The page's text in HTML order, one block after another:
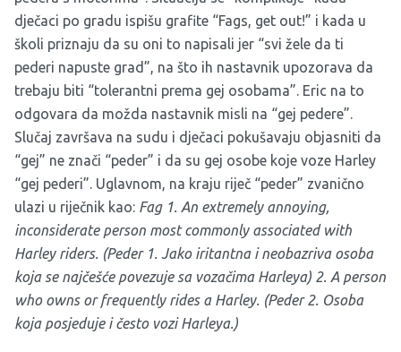
dječaci po gradu ispišu grafite “Fags, get out!” i kada u
školi priznaju da su oni to napisali jer “svi žele da ti
pederi napuste grad”, na što ih nastavnik upozorava da
trebaju biti “tolerantni prema gej osobama”. Eric na to
odgovara da možda nastavnik misli na “gej pedere”.
Slučaj završava na sudu i dječaci pokušavaju objasniti da
“gej” ne znači “peder” i da su gej osobe koje voze Harley
“gej pederi”. Uglavnom, na kraju riječ “peder” zvanično
ulazi u riječnik kao: Fag 1. An extremely annoying,
inconsiderate person most commonly associated with
Harley riders. (Peder 1. Jako iritantna i neobazriva osoba
koja se najčešće povezuje sa vozačima Harleya) 2. A person
who owns or frequently rides a Harley. (Peder 2. Osoba
koja posjeduje i često vozi Harleya.)